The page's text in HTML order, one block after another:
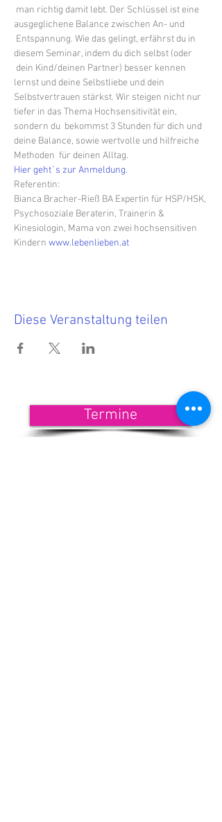
man richtig damit lebt. Der Schlüssel ist eine
ausgeglichene Balance zwischen An- und
Entspannung. Wie das gelingt, erfährst du in
diesem Seminar, indem du dich selbst (oder
dein Kind/deinen Partner) besser kennen
lernst und deine Selbstliebe und dein
Selbstvertrauen stärkst. Wir steigen nicht nur
tiefer in das Thema Hochsensitivität ein,
sondern du  bekommst 3 Stunden für dich und
deine Balance, sowie wertvolle und hilfreiche
Methoden  für deinen Alltag.
Hier geht`s zur Anmeldung.
Referentin:
Bianca Bracher-Rieß BA Expertin für HSP/HSK,
Psychosoziale Beraterin, Trainerin &
Kinesiologin, Mama von zwei hochsensitiven
Kindern www.lebenlieben.at
Diese Veranstaltung teilen
Termine